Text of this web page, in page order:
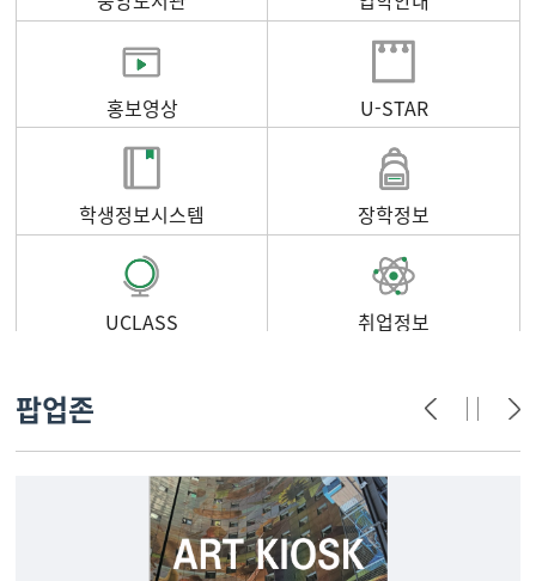
홍보영상 U-STAR
학생정보시스템 장학정보
UCLASS 취업정보
팝업존